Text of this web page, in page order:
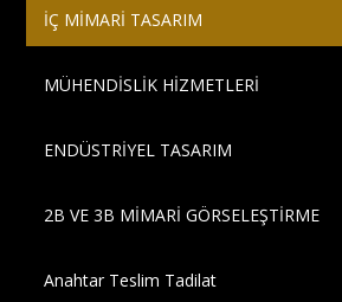
İÇ MİMARİ TASARIM
MÜHENDİSLİK HİZMETLERİ
ENDÜSTRİYEL TASARIM
2B VE 3B MİMARİ GÖRSELEŞTİRME
Anahtar Teslim Tadilat